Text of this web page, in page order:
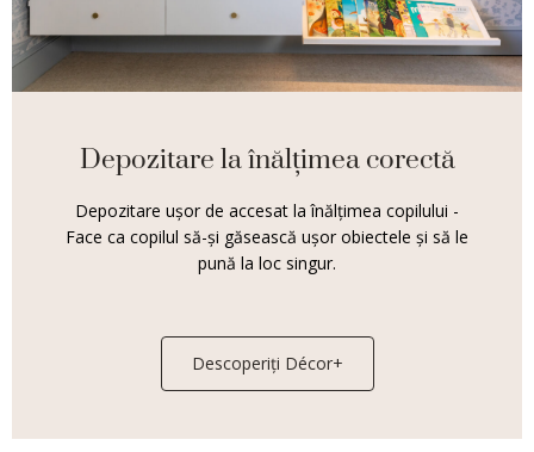
Depozitare la înălțimea corectă
Depozitare ușor de accesat la înălțimea copilului -
Face ca copilul să-și găsească ușor obiectele și să le
pună la loc singur.
Descoperiți Décor+